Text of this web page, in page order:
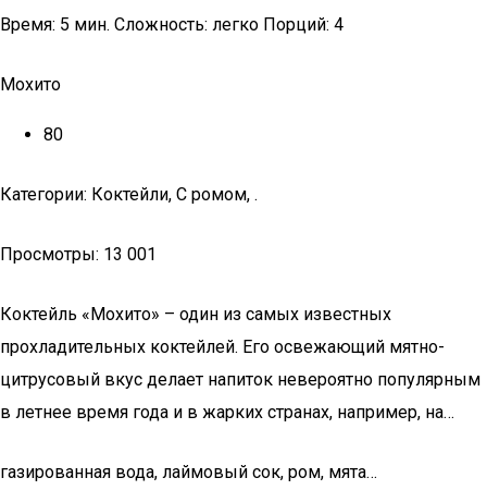
Время: 5 мин. Сложность: легко Порций: 4
Мохито
80
Категории: Коктейли, С ромом, .
Просмотры: 13 001
Коктейль «Мохито» – один из самых известных
прохладительных коктейлей. Его освежающий мятно-
цитрусовый вкус делает напиток невероятно популярным
в летнее время года и в жарких странах, например, на…
газированная вода, лаймовый сок, ром, мята…